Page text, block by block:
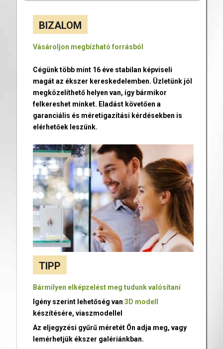
BIZALOM
Vásároljon megbízható forrásból
Cégünk több mint 16 éve stabilan képviseli
magát az ékszer kereskedelemben. Üzletünk jól
megközelíthető helyen van, így bármikor
felkereshet minket. Eladást követően a
garanciális és méretigazítási kérdésekben is
elérhetőek leszünk.
TIPP
Bármilyen elképzelést meg tudunk valósítani
Igény szerint lehetőség van 3D modell
készítésére, viaszmodellel
Az eljegyzési gyűrű méretét Ön adja meg, vagy
lemérhetjük ékszer galériánkban.